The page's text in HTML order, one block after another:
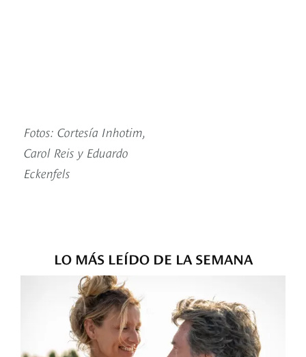
Fotos: Cortesía Inhotim,
Carol Reis y Eduardo
Eckenfels
LO MÁS LEÍDO DE LA SEMANA